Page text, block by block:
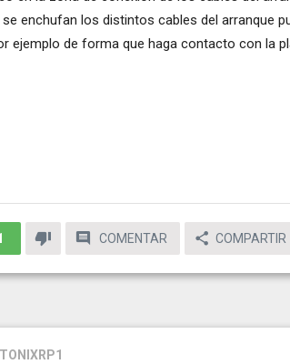
enchufan los distintos cables del arranque
ejemplo de forma que haga contacto con la
COMENTAR COMPARTIR